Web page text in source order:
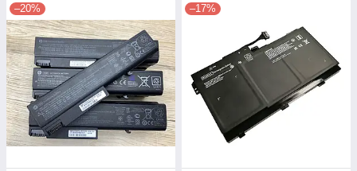
–20% –17%